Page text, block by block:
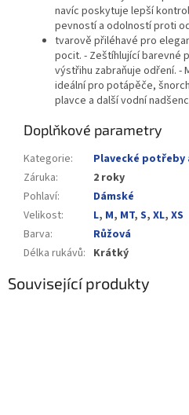
navíc poskytuje lepší
pevností a odolností proti
tvarově přiléhavé pro
pocit. - Zeštíhlující barevné
výstřihu zabraňuje odření. -
ideální pro potápěče,
plavce a další vodní
Doplňkové parametry
Kategorie:
Plavecké potřeby
Záruka:
2 roky
Pohlaví:
Dámské
Velikost: L, M, MT, S, XL, XS
Barva:
Růžová
Délka rukávů: Krátký
Související produkty